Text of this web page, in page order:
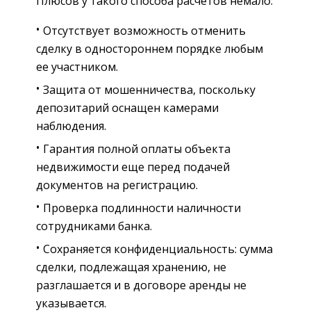
Отсутствует возможность отменить
сделку в одностороннем порядке любым
ее участником.
Защита от мошенничества, поскольку
депозитарий оснащен камерами
наблюдения.
Гарантия полной оплаты объекта
недвижимости еще перед подачей
документов на регистрацию.
Проверка подлинности наличности
сотрудниками банка.
Сохраняется конфиденциальность: сумма
сделки, подлежащая хранению, не
разглашается и в договоре аренды не
указывается.